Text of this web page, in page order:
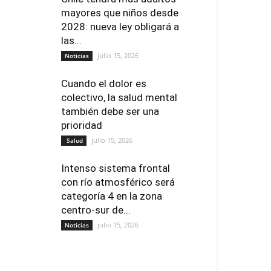
mayores que niños desde
2028: nueva ley obligará a
las...
Noticias julio 15, 2026
Cuando el dolor es
colectivo, la salud mental
también debe ser una
prioridad
Salud julio 15, 2026
Intenso sistema frontal
con río atmosférico será
categoría 4 en la zona
centro-sur de...
Noticias julio 15, 2026